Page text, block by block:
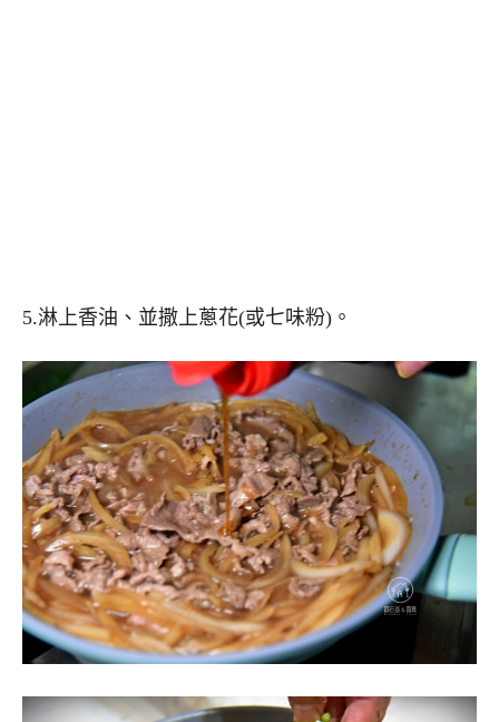
5.淋上香油、並撒上蔥花(或七味粉)。